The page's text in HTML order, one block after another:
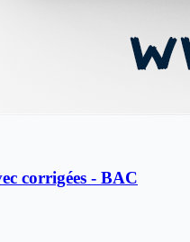
corrigées - BAC